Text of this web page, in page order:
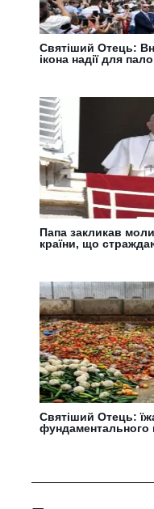
Святіший Отець:
ікона надії для
Папа закликав
країни, що
Святіший Отець:
фундаментального